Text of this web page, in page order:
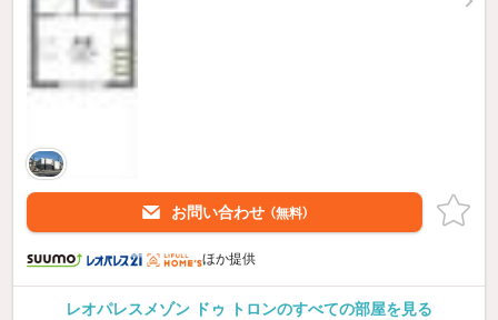
お問い合わせ （無料）
ほか提供
レオパレスメゾン ドゥ トロンのすべての部屋を見る